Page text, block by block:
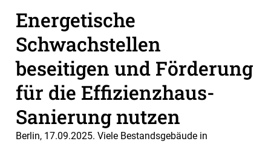
Energetische
Schwachstellen
beseitigen und Förderung
für die Effizienzhaus-
Sanierung nutzen
Berlin, 17.09.2025. Viele Bestandsgebäude in